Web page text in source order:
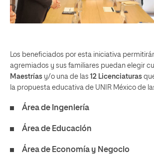
Los beneficiados por esta iniciativa
agremiados y sus familiares puedan elegir
Maestrías y/o una de las 12 Licenciaturas
la propuesta educativa de UNIR México de
Área de Ingeniería
Área de Educación
Área de Economía y Negocio